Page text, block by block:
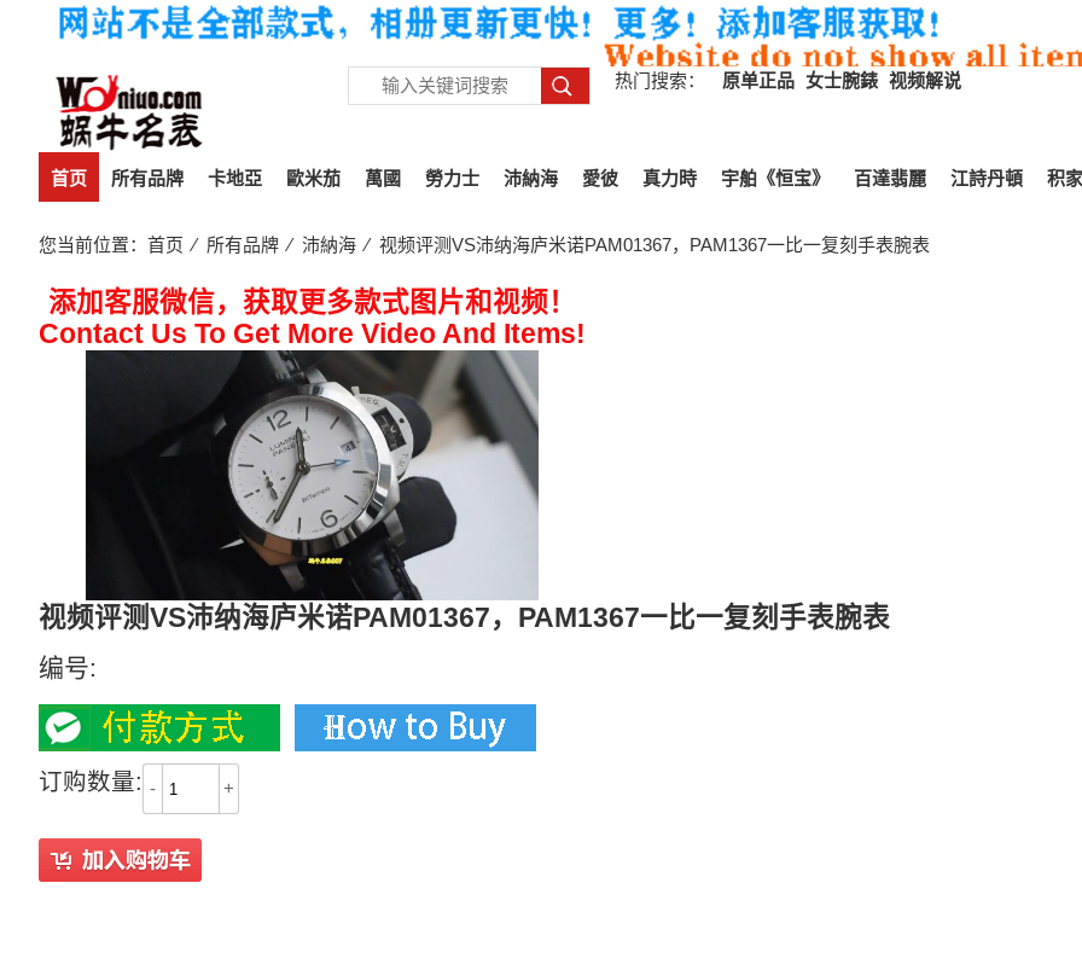
热门搜索： 原单正品 女士腕錶 视频解说
首页 所有品牌 卡地亞 歐米茄 萬國 勞力士 沛納海 愛彼 真力時 宇舶《恒宝》 百達翡麗 江詩丹頓 积家
您当前位置： 首页 ⁄ 所有品牌 ⁄ 沛納海 ⁄ 视频评测VS沛纳海庐米诺PAM01367，PAM1367一比一复刻手表腕表
添加客服微信，获取更多款式图片和视频！
Contact Us To Get More Video And Items!
视频评测VS沛纳海庐米诺PAM01367，PAM1367一比一复刻手表腕表
编号:
订购数量: - +